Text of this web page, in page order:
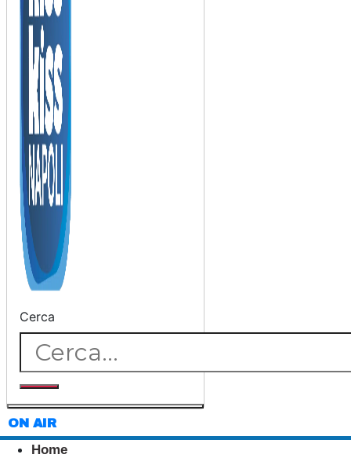
Cerca
ON AIR
Home